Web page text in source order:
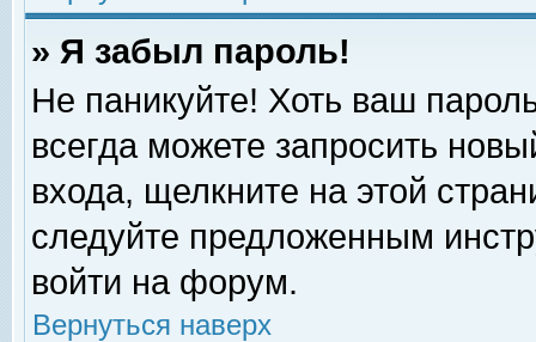
» Я забыл пароль!
Не паникуйте! Хоть ваш
всегда можете запросить
входа, щелкните на этой
следуйте предложенным
войти на форум.
Вернуться наверх